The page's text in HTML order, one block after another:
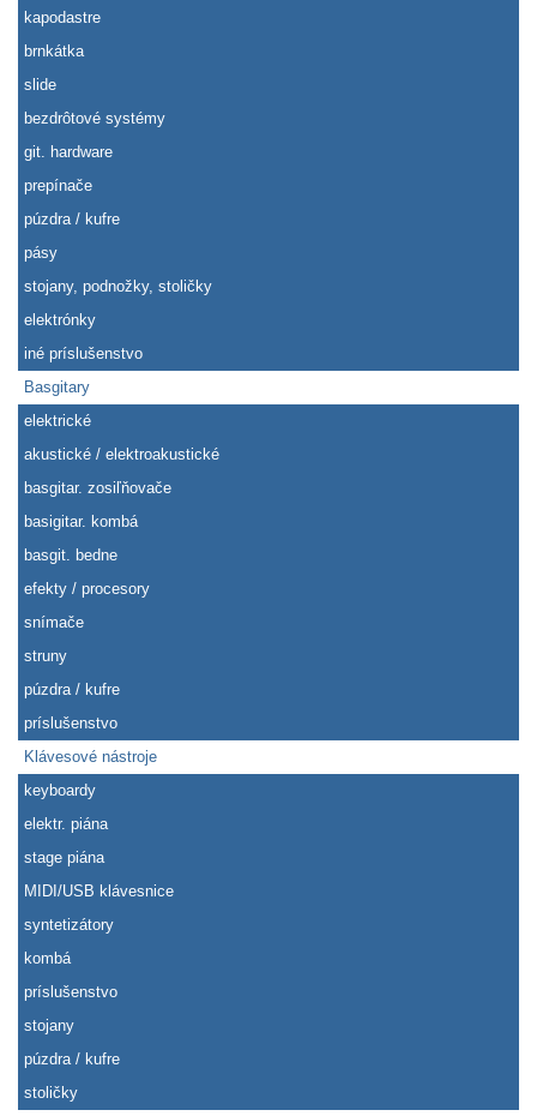
kapodastre
brnkátka
slide
bezdrôtové systémy
git. hardware
prepínače
púzdra / kufre
pásy
stojany, podnožky, stoličky
elektrónky
iné príslušenstvo
Basgitary
elektrické
akustické / elektroakustické
basgitar. zosiľňovače
basigitar. kombá
basgit. bedne
efekty / procesory
snímače
struny
púzdra / kufre
príslušenstvo
Klávesové nástroje
keyboardy
elektr. piána
stage piána
MIDI/USB klávesnice
syntetizátory
kombá
príslušenstvo
stojany
púzdra / kufre
stoličky